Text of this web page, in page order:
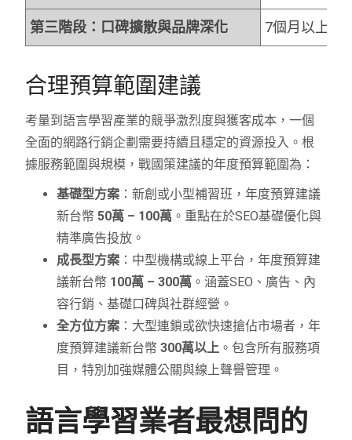
第三階段：口碑擴散與品牌深化 7個月以上
合理預算範圍建議
考量到語言學習產業的競爭激烈度與獲客成本，一個
全面的網路行銷企劃需要持續且穩定的資源投入。根
據服務範圍與規模，戰國策建議的年度預算範圍為：
基礎型方案 ：新創或小型補習班，年度預算建議
新台幣50萬 – 100萬 。重點在於SEO基礎優化與
精準廣告投放。
成長型方案 ：中型機構或線上平台，年度預算建
議新台幣 100萬 – 300萬 。涵蓋SEO、廣告、內
容行銷、基礎口碑與社群經營。
全方位方案 ：大型連鎖或欲快速搶佔市場者，年
度預算建議新台幣300萬以上 。包含所有服務項
目，特別加強媒體公關與線上聲譽管理。
語言學習業者最想問的